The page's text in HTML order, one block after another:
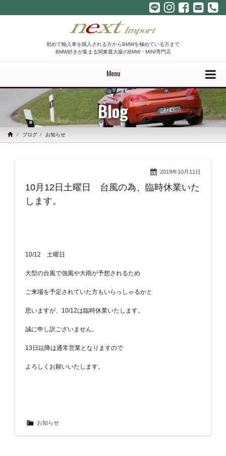
初めて輸入車を購入される方からBMWを極めている方まで
BMW好きが集まる関東最大級のBMW・MINI専門店
Menu
Blog
ブログ お知らせ
2019年10月11日
10月12日土曜日 台風の為、臨時休業いた
します。
10/12 土曜日
大型の台風で強風や大雨が予想されるため
ご来場を予定されていた方もいらっしゃるかと
思いますが、10/12は臨時休業いたします。
誠に申し訳ございません。
13日以降は通常営業となりますので
よろしくお願いいたします。
お知らせ